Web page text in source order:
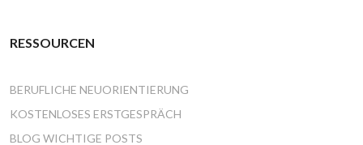
RESSOURCEN
BERUFLICHE NEUORIENTIERUNG
KOSTENLOSES ERSTGESPRÄCH
BLOG WICHTIGE POSTS